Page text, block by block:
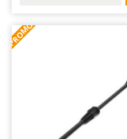
PROMO